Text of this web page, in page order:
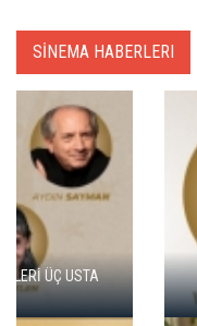
SİNEMA HABERLERI
ALTIN KOZA'NIN ONUR